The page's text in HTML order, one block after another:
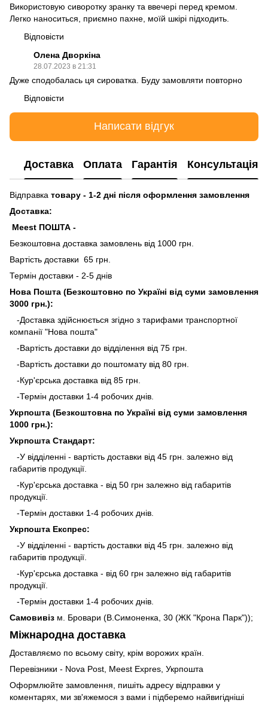
Використовую сиворотку зранку та ввечері перед кремом.
Легко наноситься, приємно пахне, моїй шкірі підходить.
Відповісти
Олена Дворкіна
28.07.2023 в 21:31
Дуже сподобалась ця сироватка. Буду замовляти повторно
Відповісти
Написати відгук
Доставка Оплата Гарантія Консультація
Відправка товару - 1-2 дні після оформлення замовлення
Доставка:
Meest ПОШТА -
Безкоштовна доставка замовлень від 1000 грн.
Вартість доставки 65 грн.
Термін доставки - 2-5 днів
Нова Пошта (Безкоштовно по Україні від суми замовлення
3000 грн.):
-Доставка здійснюється згідно з тарифами транспортної
компанії "Нова пошта"
-Вартість доставки до відділення від 75 грн.
-Вартість доставки до поштомату від 80 грн.
-Кур'єрська доставка від 85 грн.
-Термін доставки 1-4 робочих днів.
Укрпошта (Безкоштовна по Україні від суми замовлення
1000 грн.):
Укрпошта Стандарт:
-У відділенні - вартість доставки від 45 грн. залежно від
габаритів продукції.
-Кур'єрська доставка - від 50 грн залежно від габаритів
продукції.
-Термін доставки 1-4 робочих днів.
Укрпошта Експрес:
-У відділенні - вартість доставки від 45 грн. залежно від
габаритів продукції.
-Кур'єрська доставка - від 60 грн залежно від габаритів
продукції.
-Термін доставки 1-4 робочих днів.
Самовивіз м. Бровари (В.Симоненка, 30 (ЖК "Крона Парк"));
Міжнародна доставка
Доставляємо по всьому світу, крім ворожих країн.
Перевізники - Nova Post, Meest Expres, Укрпошта
Оформлюйте замовлення, пишіть адресу відправки у
коментарях, ми зв'яжемося з вами і підберемо найвигідніші